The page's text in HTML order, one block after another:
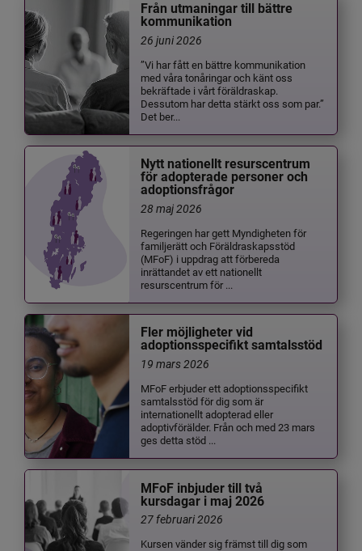
Från utmaningar till bättre
kommunikation
26 juni 2026
”Vi har fått en bättre kommunikation
med våra tonåringar och känt oss
bekräftade i vårt föräldraskap.
Dessutom har detta stärkt oss som par.”
Det ber...
Nytt nationellt resurscentrum
för adopterade personer och
adoptionsfrågor
28 maj 2026
Regeringen har gett Myndigheten för
familjerätt och Föräldraskapsstöd
(MFoF) i uppdrag att förbereda
inrättandet av ett nationellt
resurscentrum för ...
Fler möjligheter vid
adoptionsspecifikt samtalsstöd
19 mars 2026
MFoF erbjuder ett adoptionsspecifikt
samtalsstöd för dig som är
internationellt adopterad eller
adoptivförälder. Från och med 23 mars
ges detta stöd ...
MFoF inbjuder till två
kursdagar i maj 2026
27 februari 2026
Kursen vänder sig främst till dig som